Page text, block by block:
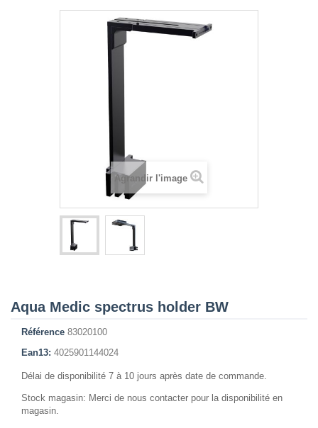
Agrandir l'image
Aqua Medic spectrus holder BW
Référence 83020100
Ean13: 4025901144024
Délai de disponibilité 7 à 10 jours après date de commande.
Stock magasin: Merci de nous contacter pour la disponibilité en
magasin.